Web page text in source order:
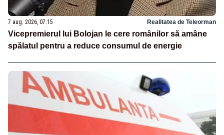
7 aug. 2026, 07:15 Realitatea de Teleorman
Vicepremierul lui Bolojan le cere românilor să amâne
spălatul pentru a reduce consumul de energie